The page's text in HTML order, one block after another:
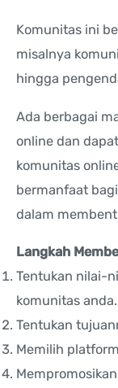
Komunitas ini
misalnya
hingga
Ada berbagai
online dan
komunitas
bermanfaat
dalam
Langkah
Tentukan nilai-
komunitas anda.
Tentukan
Memilih